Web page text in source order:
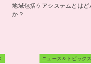
地域包括ケアシステムとは
か？
ニュース＆トピックス